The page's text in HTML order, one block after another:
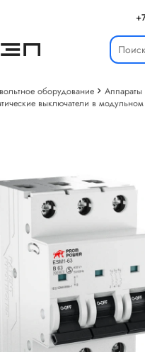
оборудование
Аппараты
выключатели в